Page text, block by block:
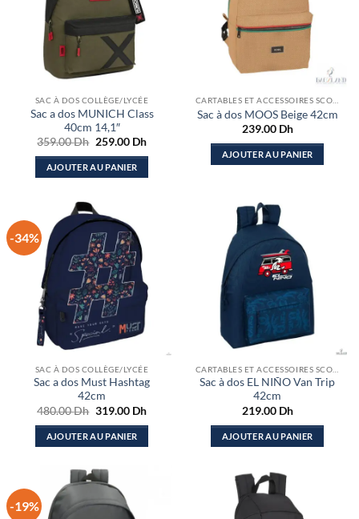
SAC À DOS COLLÈGE/LYCÉE
Sac a dos MUNICH Class
40cm 14,1″
359.00Dh Le
initial
était :
259.00 DhLe
actuel
AJOUTER AU PANIER
Sac à dos MOOS Beige 42cm
239.00 Dh
AJOUTER AU PANIER
-34%
SAC À DOS COLLÈGE/LYCÉE
Sac a dos Must Hashtag
42cm
480.00Dh Le
initial
était :
319.00 DhLe
actuel
AJOUTER AU PANIER
Sac à dos EL NIÑO Van Trip
42cm
219.00 Dh
AJOUTER AU PANIER
-19%